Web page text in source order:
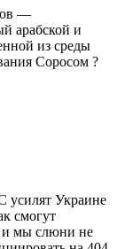
—
арабской и
из среды
Соросом ?
Украине
смогут
и мы слюни не